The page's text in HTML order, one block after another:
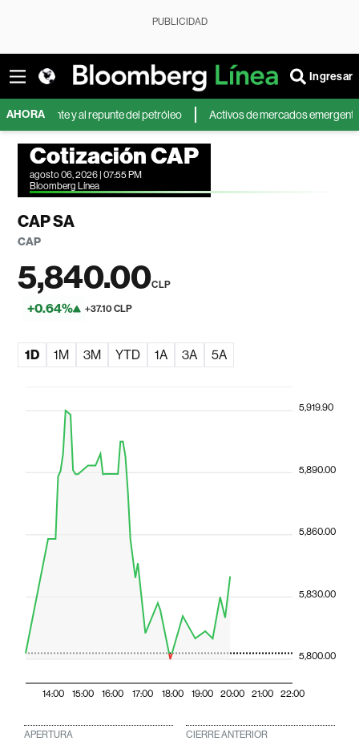
PUBLICIDAD
Ingresar
AHORAy al repunte del petróleo Activos de mercados emergentes caen
Cotización CAP
agosto 06, 2026 | 07:55 PM
Bloomberg Línea
CAP SA
CAP
5,840.00CLP
+0.64% +37.10 CLP
1D 1M 3M YTD 1A 3A 5A
14:00 15:00 16:00 17:00 18:00 19:00 20:00 21:00 22:00
5,800.00
5,830.00
5,860.00
5,890.00
5,919.90
APERTURA CIERRE ANTERIOR